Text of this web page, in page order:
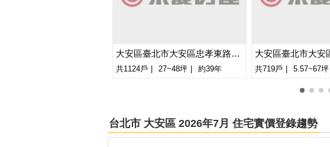
台北市-內湖區
基隆市-中正區
萬
大安區臺北市大安區忠孝東路三段
共1124戶 27~48坪 約39年 共719戶 5.57~67坪
台北市 大安區 2026年7月 住宅實價登錄趨勢